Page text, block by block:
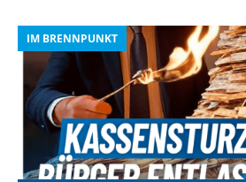
IM BRENNPUNKT